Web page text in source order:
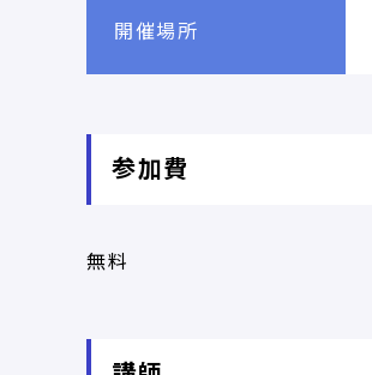
開催場所
参加費
無料